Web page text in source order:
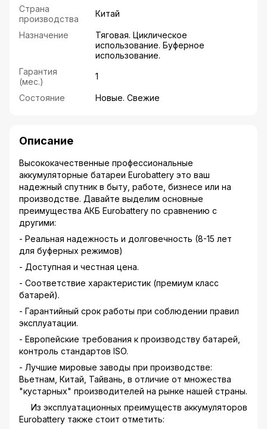
Страна
производства
Китай
Назначение
Тяговая. Циклическое
использование. Буферное
использование.
Гарантия
(мес.)
1
Состояние Новые. Свежие
Описание
Высококачественные профессиональные
аккумуляторные батареи Eurobattery это ваш
надежный спутник в быту, работе, бизнесе или на
производстве. Давайте выделим основные
преимущества АКБ Eurobattery по сравнению с
другими:
- Реальная надежность и долговечность (8-15 лет
для буферных режимов)
- Доступная и честная цена.
- Соответствие характеристик (премиум класс
батарей).
- Гарантийный срок работы при соблюдении правил
эксплуатации.
- Европейские требования к производству батарей,
контроль стандартов ISO.
- Лучшие мировые заводы при производстве:
Вьетнам, Китай, Тайвань, в отличие от множества
"кустарных" производителей на рынке нашей страны.
Из эксплуатационных преимуществ аккумуляторов
Eurobattery также стоит отметить: